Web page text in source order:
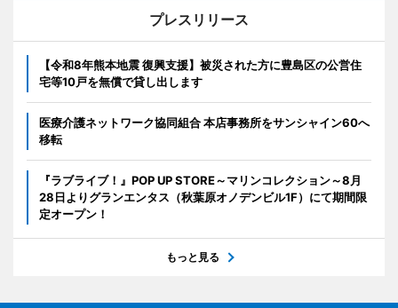
プレスリリース
【令和8年熊本地震 復興支援】被災された方に豊島区の公営住
宅等10戸を無償で貸し出します
医療介護ネットワーク協同組合 本店事務所をサンシャイン60へ
移転
『ラブライブ！』POP UP STORE～マリンコレクション～8月
28日よりグランエンタス（秋葉原オノデンビル1F）にて期間限
定オープン！
もっと見る